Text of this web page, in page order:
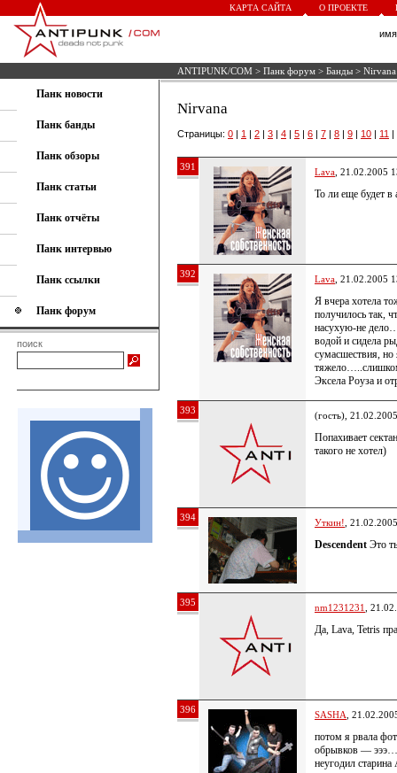
КАРТА САЙТА О ПРОЕКТЕ
ANTIPUNK/COM > Панк форум > Банды > Nirvana
Панк новости
Панк банды
Панк обзоры
Панк статьи
Панк отчёты
Панк интервью
Панк ссылки
Панк форум
поиск
Nirvana
Страницы: 0 | 1 | 2 | 3 | 4 | 5 | 6 | 7 | 8 | 9 | 10 | 11 |
391 Lava , 21.02.2005
То ли еще будет в
392 Lava , 21.02.2005
Я вчера хотела
получилось так,
насухую-не
водой и сидела
сумасшествия,
Эксела Роуза и
393 (гость),
Попахивает
такого не хотел)
394 Уткин! ,
Descendent Это
395 nm1231231 ,
Да, Lava, Tetris
396 SASHA ,
потом я рвала
обрывков —
неугодил